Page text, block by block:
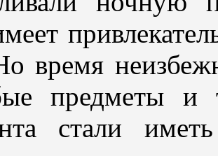
время
предметы и
стали